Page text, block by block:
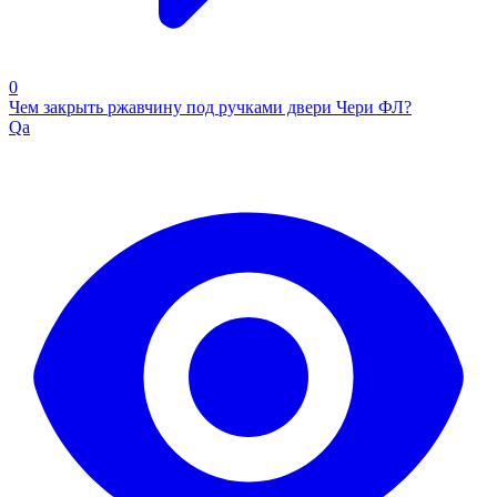
0
Чем закрыть ржавчину под ручками двери Чери ФЛ?
Qa